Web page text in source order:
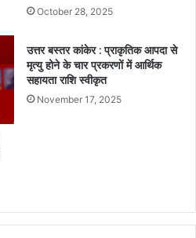
October 28, 2025
उत्तर बस्तर कांकेर : प्राकृतिक आपदा से
मृत्यु होने के चार प्रकरणों में आर्थिक
सहायता राशि स्वीकृत
November 17, 2025